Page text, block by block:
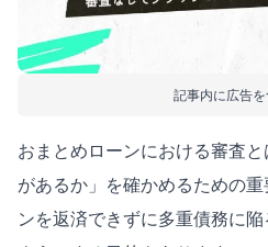
記事内に広告
おまとめローンにおける審査
があるか」を確かめるための
ンを返済できずに多重債務に